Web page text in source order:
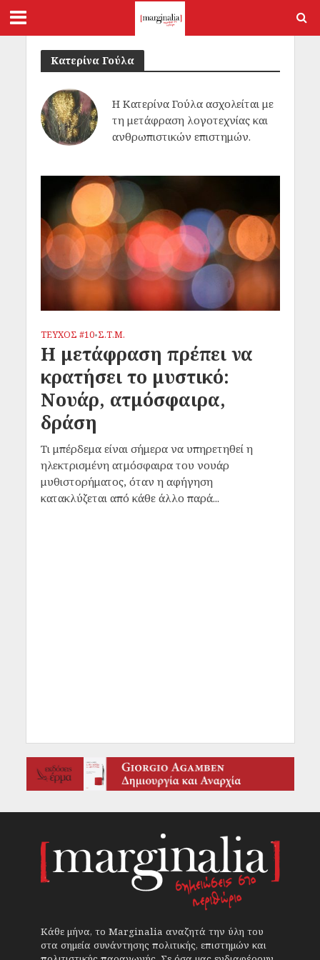
Κατερίνα Γούλα
Η Κατερίνα Γούλα ασχολείται με
τη μετάφραση λογοτεχνίας και
ανθρωπιστικών επιστημών.
ΤΕΥΧΟΣ #10•Σ.Τ.Μ.
Η μετάφραση πρέπει να
κρατήσει το μυστικό:
Νουάρ, ατμόσφαιρα,
δράση
Τι μπέρδεμα είναι σήμερα να υπηρετηθεί η
ηλεκτρισμένη ατμόσφαιρα του νουάρ
μυθιστορήματος, όταν η αφήγηση
κατακλύζεται από κάθε άλλο παρά...
Κάθε μήνα, το Marginalia αναζητά την ύλη του
στα σημεία συνάντησης πολιτικής, επιστημών και